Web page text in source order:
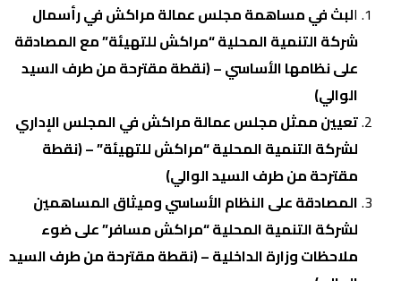
البث في مساهمة مجلس عمالة مراكش في رأسمال
شركة التنمية المحلية “مراكش للتهيئة” مع المصادقة
على نظامها الأساسي –(نقطة مقترحة من طرف السيد
الوالي)
تعيين ممثل مجلس عمالة مراكش في المجلس الإداري
لشركة التنمية المحلية “مراكش للتهيئة” – (نقطة
مقترحة من طرف السيد الوالي)
المصادقة على النظام الأساسي وميثاق المساهمين
لشركة التنمية المحلية “مراكش مسافر” على ضوء
ملاحظات وزارة الداخلية – (نقطة مقترحة من طرف السيد